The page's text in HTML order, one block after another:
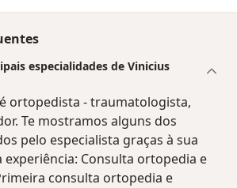
especialidades de Vinicius
ortopedista - traumatologista,
Te mostramos alguns dos
pelo especialista graças à sua
Consulta ortopedia e
consulta ortopedia e